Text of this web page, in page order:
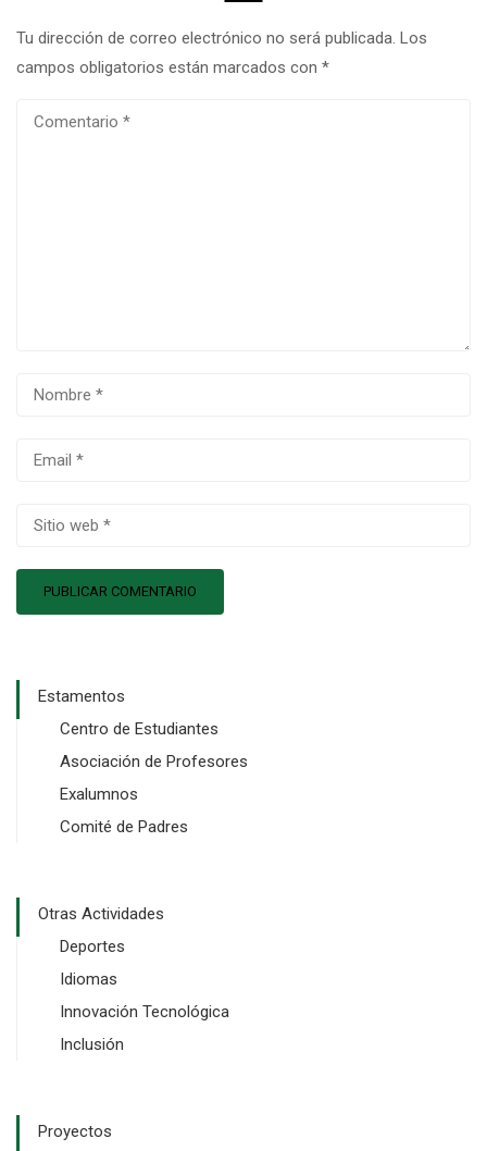
Tu dirección de correo electrónico no será publicada. Los
campos obligatorios están marcados con *
Estamentos
Centro de Estudiantes
Asociación de Profesores
Exalumnos
Comité de Padres
Otras Actividades
Deportes
Idiomas
Innovación Tecnológica
Inclusión
Proyectos